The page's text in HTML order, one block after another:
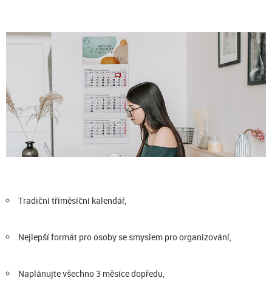
Tradiční tříměsíční kalendář,
Nejlepší formát pro osoby se smyslem pro organizování,
Naplánujte všechno 3 měsíce dopředu,